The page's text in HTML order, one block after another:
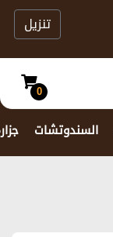
تنزيل
0
السندوتشات